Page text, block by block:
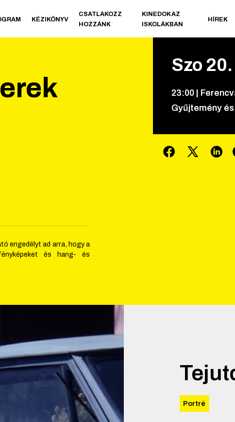
KÉZIKÖNYV
CSATLAKOZZ
HOZZÁNK
KINEDOK AZ
ISKOLÁKBAN
HÍREK
engedélyt ad arra, hogy a
és hang- és
Szo 20.
23:00|
Gyűjtemény
Portré